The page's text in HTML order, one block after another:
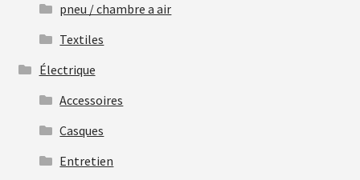
pneu / chambre a air
Textiles
Électrique
Accessoires
Casques
Entretien